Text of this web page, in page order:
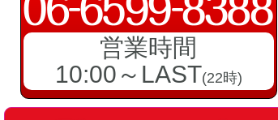
営業時間
10:00～LAST(22時)